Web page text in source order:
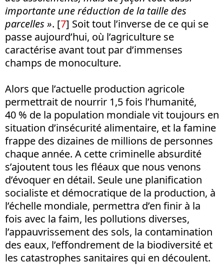
importante une réduction de la taille des
parcelles ». [7] Soit tout l’inverse de ce qui se
passe aujourd’hui, où l’agriculture se
caractérise avant tout par d’immenses
champs de monoculture.
Alors que l’actuelle production agricole
permettrait de nourrir 1,5 fois l’humanité,
40 % de la population mondiale vit toujours en
situation d’insécurité alimentaire, et la famine
frappe des dizaines de millions de personnes
chaque année. A cette criminelle absurdité
s’ajoutent tous les fléaux que nous venons
d’évoquer en détail. Seule une planification
socialiste et démocratique de la production, à
l’échelle mondiale, permettra d’en finir à la
fois avec la faim, les pollutions diverses,
l’appauvrissement des sols, la contamination
des eaux, l’effondrement de la biodiversité et
les catastrophes sanitaires qui en découlent.